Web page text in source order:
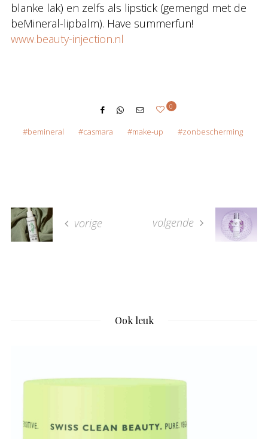
blanke lak) en zelfs als lipstick (gemengd met de
beMineral-lipbalm). Have summerfun!
www.beauty-injection.nl
0
bemineral casmara make-up zonbescherming
vorige volgende
Ook leuk